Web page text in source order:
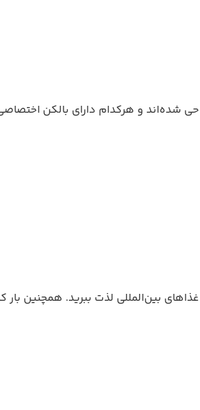
شده‌اند و هرکدام دارای بالکن
بین‌المللی لذت ببرید. همچنین